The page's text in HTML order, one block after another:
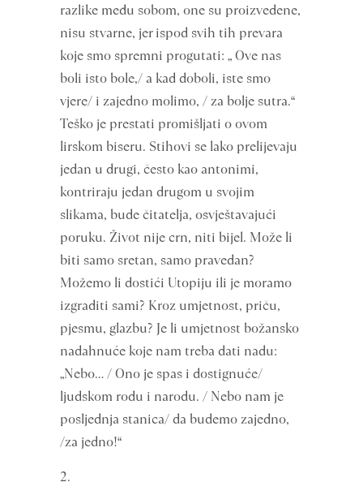
razlike među sobom, one su proizvedene,
nisu stvarne, jer ispod svih tih prevara
koje smo spremni progutati: „ Ove nas
boli isto bole,/ a kad doboli, iste smo
vjere/ i zajedno molimo, / za bolje sutra.“
Teško je prestati promišljati o ovom
lirskom biseru. Stihovi se lako prelijevaju
jedan u drugi, često kao antonimi,
kontriraju jedan drugom u svojim
slikama, bude čitatelja, osvještavajući
poruku. Život nije crn, niti bijel. Može li
biti samo sretan, samo pravedan?
Možemo li dostići Utopiju ili je moramo
izgraditi sami? Kroz umjetnost, priču,
pjesmu, glazbu? Je li umjetnost božansko
nadahnuće koje nam treba dati nadu:
„Nebo… / Ono je spas i dostignuće/
ljudskom rodu i narodu. / Nebo nam je
posljednja stanica/ da budemo zajedno,
/za jedno!“
2.